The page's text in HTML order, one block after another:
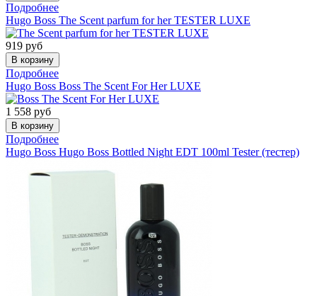
Подробнее
Hugo Boss The Scent parfum for her TESTER LUXE
919 руб
Подробнее
Hugo Boss Boss The Scent For Her LUXE
1 558 руб
Подробнее
Hugo Boss Hugo Boss Bottled Night EDT 100ml Tester (тестер)